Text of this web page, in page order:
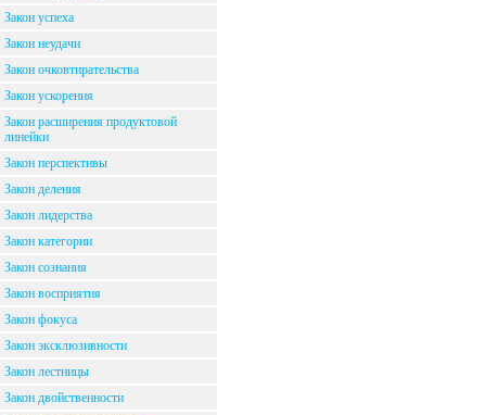
Закон успеха
Закон неудачи
Закон очковтирательства
Закон ускорения
Закон расширения продуктовой
линейки
Закон перспективы
Закон деления
Закон лидерства
Закон категории
Закон сознания
Закон восприятия
Закон фокуса
Закон эксклюзивности
Закон лестницы
Закон двойственности